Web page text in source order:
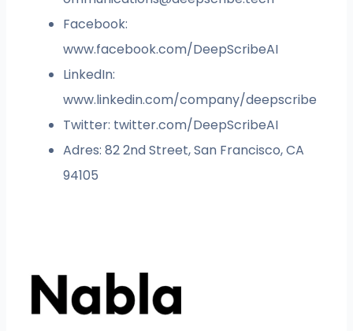
Facebook:
www.facebook.com/DeepScribeAI
LinkedIn:
www.linkedin.com/company/deepscribe
Twitter: twitter.com/DeepScribeAI
Adres: 82 2nd Street, San Francisco, CA
94105